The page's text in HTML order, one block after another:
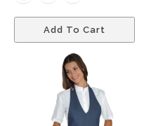
Add To Cart